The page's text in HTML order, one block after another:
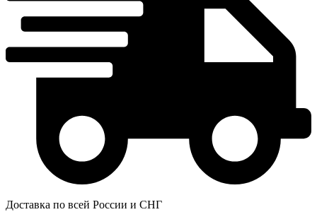
Доставка по всей России и СНГ